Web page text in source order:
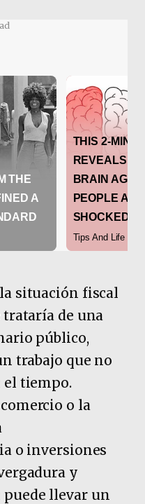
situación fiscal
trataría de una
público,
trabajo que no
el tiempo.
o la
o inversiones
y
llevar un